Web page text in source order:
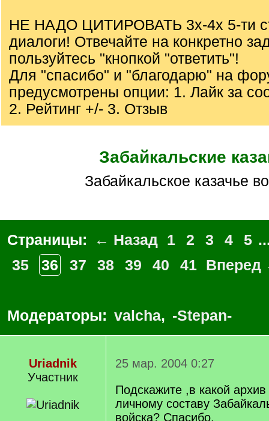
НЕ НАДО ЦИТИРОВАТЬ 3х-4х 5-ти
диалоги! Отвечайте на конкретно
пользуйтесь "кнопкой "ответить"!
Для "спасибо" и "благодарю" на
предусмотрены опции: 1. Лайк за
2. Рейтинг +/- 3. Отзыв
Забайкальские
Забайкальское казачье
Страницы: ← Назад 1 2 3 4 5
35
36 37 38 39 40 41 Вперед
Модераторы: valcha, -Stepan-
Uriadnik
Участник
25 мар. 2004 0:27
Подскажите ,в какой
личному составу
войска? Спасибо.